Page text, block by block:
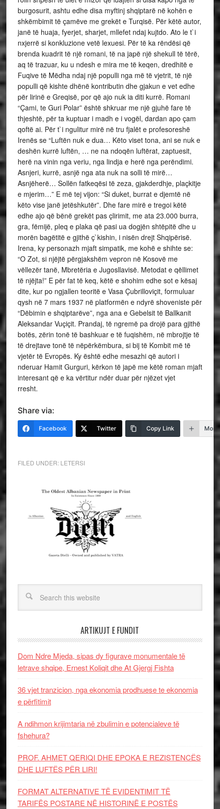
burgosurit, ashtu edhe disa myftinj shqiptarë në kohën e
shkëmbimit të çamëve me grekët e Turqisë. Për këtë autor,
janë të huaja, fyerjet, sharjet, mllefet ndaj kujtdo. Ato le t`i
nxjerrë si konkluzione vetë lexuesi. Për të ka rëndësi që
brenda kuadrit të një romani, të na japë një shekull të tërë,
aq të trazuar, ku u ndesh e mira me të keqen, dredhitë e
Fuqive të Mëdha ndaj një populli nga më të vjetrit, të një
populli që kishte dhënë kontributin dhe gjakun e vet edhe
për lirinë e Greqisë, por që ajo nuk ia diti kurrë. Romani
“Çami, te Guri Polar” është shkruar me një gjuhë fare të
thjeshtë, për ta kuptuar i madh e i vogël, dardan apo çam
qoftë ai. Për t`i ngulitur mirë në tru fjalët e profesoreshë
Irenës se “Luftën nuk e dua… Këto viset tona, ani se nuk e
deshën kurrë luftën, … ne na ndoqën luftërat, zaptuesit,
herë na vinin nga veriu, nga lindja e herë nga perëndimi.
Asnjeri, kurrë, asnjë nga ata nuk na solli të mirë…
Asnjëherë… Sollën fatkeqësi të zeza, gjakderdhje, plaçkitje
e mjerim…” E më tej vijon: “Si duket, burrat e djemtë në
këto vise janë jetëshkutër”. Dhe fare mirë e tregoi këtë
edhe ajo që bënë grekët pas çlirimit, me ata 23.000 burra,
gra, fëmijë, pleq e plaka që pasi ua dogjën shtëpitë dhe u
morën bagëtitë e gjithë ç`kishin, i nisën drejt Shqipërisë.
Irena, ky personazh mjaft simpatik, me kohë e shihte se:
“O Zot, si njëjtë përgjakshëm vepron në Kosovë me
vëllezër tanë, Mbretëria e Jugosllavisë. Metodat e qëllimet
të njëjta!” E për fat të keq, këtë e shohim edhe sot e kësaj
dite, kur po ngjallen teoritë e Vasa Çubrilloviçit, formuluar
qysh në 7 mars 1937 në platformën e ndyrë shoveniste për
“Dëbimin e shqiptarëve”, nga ana e Gebelsit të Ballkanit
Aleksandar Vuçiçit. Prandaj, të ngremë pa drojë para gjithë
botës, zërin tonë të bashkuar e të fuqishëm, në mbrojtje të
të drejtave tonë të nëpërkëmbura, si bij të Kombit më të
vjetër të Evropës. Ky është edhe mesazhi që autori i
nderuar Hamit Gurguri, kërkon të japë me këtë roman mjaft
interesant që e ka vërtitur ndër duar për njëzet vjet
rresht.
Share via:
Facebook Twitter Copy Link More
FILED UNDER: LETERSI
ARTIKUJT E FUNDIT
Dom Ndre Mjeda, sipas dy figurave monumentale të
letrave shqipe, Ernest Koliqit dhe At Gjergj Fishta
36 vjet tranzicion, nga ekonomia prodhuese te ekonomia
e përfitimit
A ndihmon krijimtaria në zbulimin e potencialeve të
fshehura?
PROF. AHMET QERIQI DHE EPOKA E REZISTENCЁS
DHE LUFTЁS PЁR LIRI!
FORMAT ALTERNATIVE TË EVIDENTIMIT TË
TARIFËS POSTARE NË HISTORINË E POSTËS